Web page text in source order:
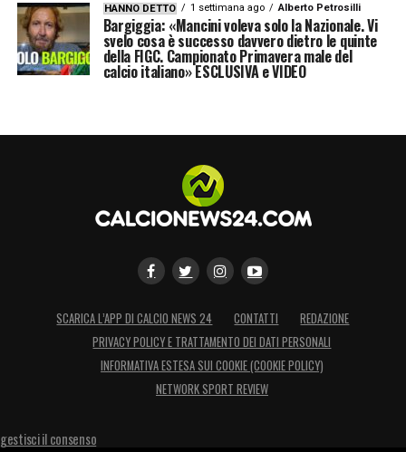
HANNO DETTO 1 settimana ago Alberto Petrosilli
Bargiggia: «Mancini voleva solo la Nazionale. Vi
svelo cosa è successo davvero dietro le quinte
della FIGC. Campionato Primavera male del
calcio italiano» ESCLUSIVA e VIDEO
SCARICA L’APP DI CALCIO NEWS 24 CONTATTI
REDAZIONE
PRIVACY POLICY E TRATTAMENTO DEI DATI PERSONALI
INFORMATIVA ESTESA SUI COOKIE (COOKIE POLICY)
NETWORK SPORT REVIEW
gestisci il consenso